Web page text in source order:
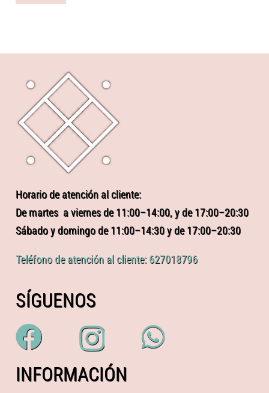
Horario de atención al cliente:
De martes a viernes de 11:00–14:00, y de 17:00–20:30
Sábado y domingo de 11:00–14:30 y de 17:00–20:30
Teléfono de atención al cliente: 627018796
SÍGUENOS
INFORMACIÓN